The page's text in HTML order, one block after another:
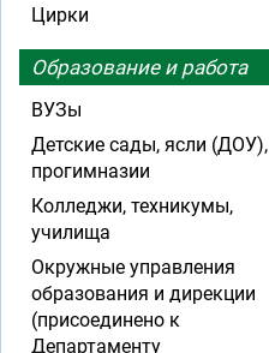
Цирки
Образование и работа
ВУЗы
Детские сады, ясли (ДОУ),
прогимназии
Колледжи, техникумы,
училища
Окружные управления
образования и дирекции
(присоединено к
Департаменту